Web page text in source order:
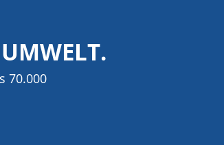
70.000